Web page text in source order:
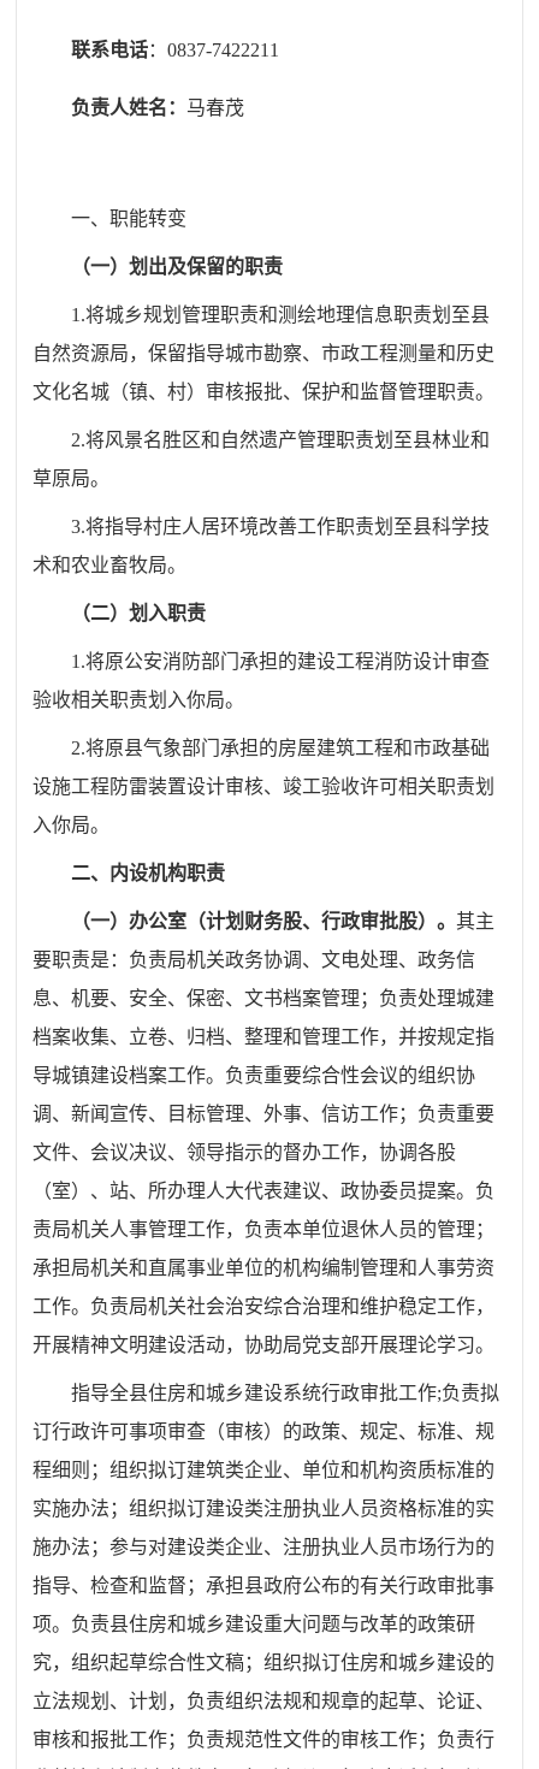
联系电话：0837-7422211
负责人姓名： 马春茂
一、职能转变
（一）划出及保留的职责
1.将城乡规划管理职责和测绘地理信息职责划 至县
自然资源局，保留指导城市勘察、市政工程测量和历史
文化名城（镇、村）审核报批、保护和监督管理职责。
2.将风景名胜区和自然遗产管理职责划 至县林业和
草原局。
3.将指导村庄人居环境改善工作职责划 至县科学技
术和农业畜牧局。
（二）划入职责
1.将原公安消防部门承担的建设工程消防设计审查
验收相关职责划入你局。
2.将原县气象部门承担的房屋建筑工程和市政基础
设施工程防雷装置设计审核、竣工验收许可相关职责划
入你局。
二、内设机构职责
（一）办公室（计划财务股、行政审批股）。其主
要职责是：负责局机关政务协调、文电处理、政务信
息、机要、安全、保密、文书档案管理；负责处理城建
档案收集、立卷、归档、整理和管理工作，并按规定指
导城镇建设档案工作。负责重要综合性会议的组织协
调、新闻宣传、目标管理、外事、信访工作；负责重要
文件、会议决议、领导指示的督办工作，协调各股
（室）、站、所办理人大代表建议、政协委员提案。负
责局机关人事管理工作，负责本单位退休人员的管理；
承担局机关和直属事业单位的机构编制管理和人事劳资
工作。负责局机关社会治安综合治理和维护稳定工作，
开展精神文明建设活动，协助局党支部开展理论学习。
指导全县住房和城乡建设系统行政审批工作;负责拟
订行政许可事项审查（审核）的政策、规定、标准、规
程细则；组织拟订建筑类企业、单位和机构资质标准的
实施办法；组织拟订建设类注册执业人员资格标准的实
施办法；参与对建设类企业、注册执业人员市场行为的
指导、检查和监督；承担县政府公布的有关行政审批事
项。负责县住房和城乡建设重大问题与改革的政策研
究，组织起草综合性文稿；组织拟订住房和城乡建设的
立法规划、计划，负责组织法规和规章的起草、论证、
审核和报批工作；负责规范性文件的审核工作；负责行